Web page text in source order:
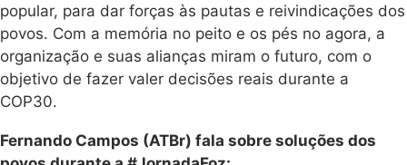
popular, para dar forças às pautas e reivindicações dos
povos. Com a memória no peito e os pés no agora, a
organização e suas alianças miram o futuro, com o
objetivo de fazer valer decisões reais durante a
COP30.
Fernando Campos (ATBr) fala sobre soluções dos